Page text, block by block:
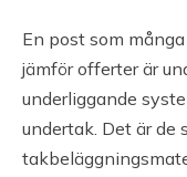
En post som
jämför offerter är
underliggande
undertak. Det är de